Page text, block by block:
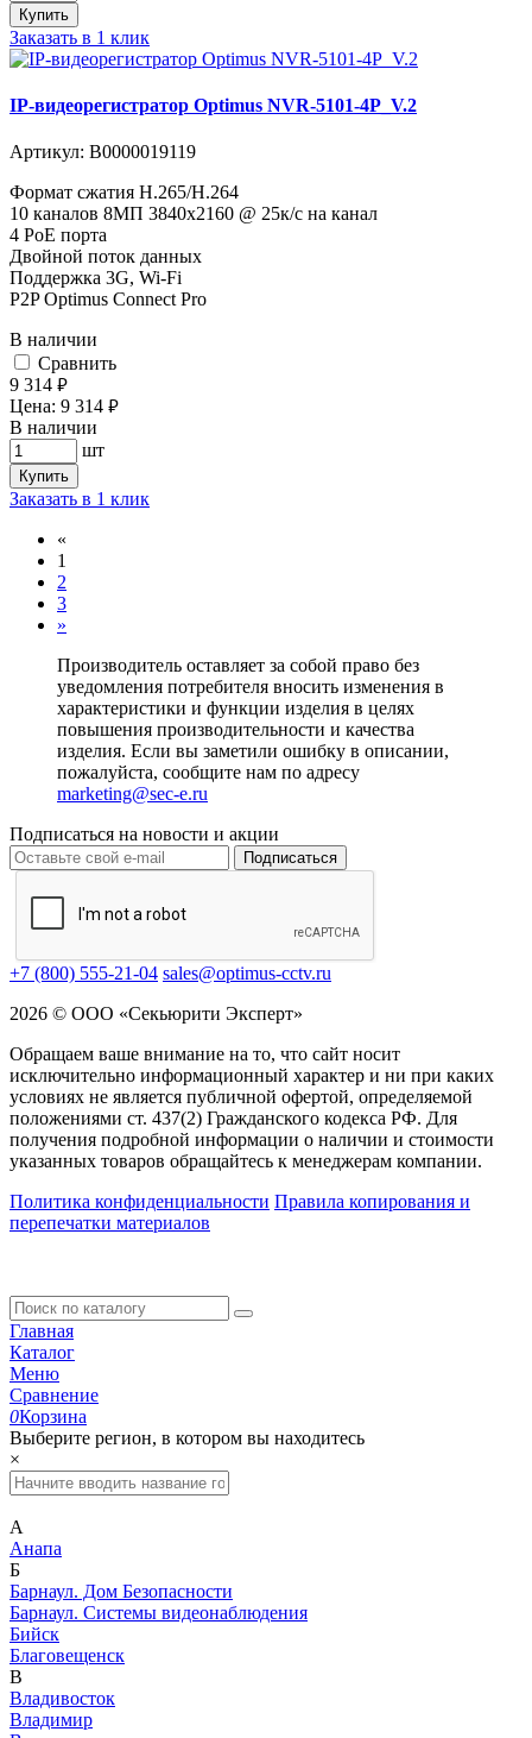
Купить
Заказать в 1 клик
IP-видеорегистратор Optimus NVR-5101-4P_V.2
Артикул: В0000019119
Формат сжатия H.265/H.264
10 каналов 8МП 3840х2160 @ 25к/с на канал
4 PoE порта
Двойной поток данных
Поддержка 3G, Wi-Fi
P2P Optimus Connect Pro
В наличии
Cравнить
9 314 руб.
Цена: 9 314 руб.
В наличии
шт
Купить
Заказать в 1 клик
«
1
2
3
»
Производитель оставляет за собой право без
уведомления потребителя вносить изменения в
характеристики и функции изделия в целях
повышения производительности и качества
изделия. Если вы заметили ошибку в описании,
пожалуйста, сообщите нам по адресу
marketing@sec-e.ru
Подписаться на новости и акции
Подписаться
+7 (800) 555-21-04 sales@optimus-cctv.ru
2026 © ООО «Секьюрити Эксперт»
Обращаем ваше внимание на то, что сайт носит
исключительно информационный характер и ни при каких
условиях не является публичной офертой, определяемой
положениями ст. 437(2) Гражданского кодекса РФ. Для
получения подробной информации о наличии и стоимости
указанных товаров обращайтесь к менеджерам компании.
Политика конфиденциальности Правила копирования и
перепечатки материалов
Главная
Каталог
Меню
Сравнение
0Корзина
Выберите регион, в котором вы находитесь
×
А
Анапа
Б
Барнаул. Дом Безопасности
Барнаул. Системы видеонаблюдения
Бийск
Благовещенск
В
Владивосток
Владимир